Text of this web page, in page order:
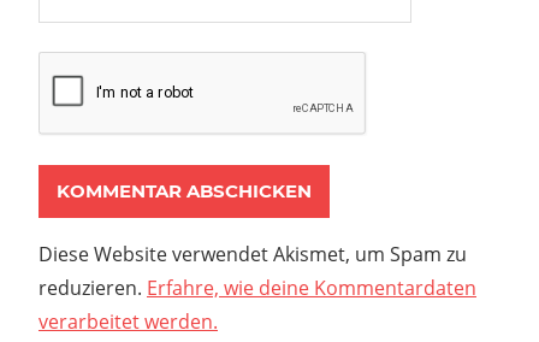
Diese Website verwendet Akismet, um Spam zu
reduzieren. Erfahre, wie deine Kommentardaten
verarbeitet werden.